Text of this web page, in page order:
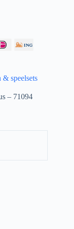
& speelsets
– 71094